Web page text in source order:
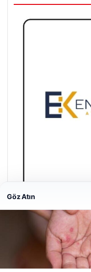
Enes Kaplan
Nisan 28, 2026
Web sitemizi nasıl
Göz Atın